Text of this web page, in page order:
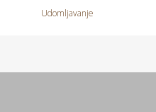
Udomljavanje